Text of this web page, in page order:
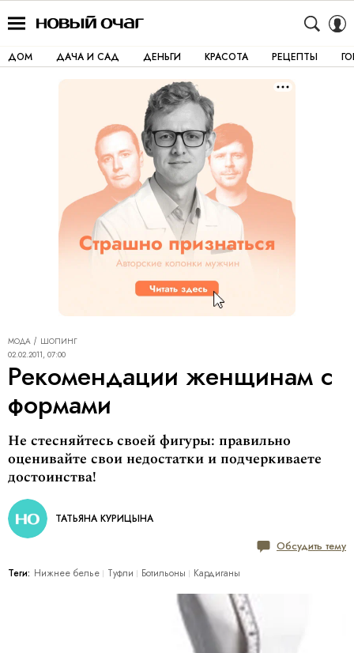
ДОМ ДАЧА И САД ДЕНЬГИ КРАСОТА РЕЦЕПТЫ
МОДА
ШОПИНГ
02.02.2011, 07:00
Рекомендации женщинам с
формами
Не стесняйтесь своей фигуры: правильно
оценивайте свои недостатки и подчеркиваете
достоинства!
ТАТЬЯНА КУРИЦЫНА
Обсудить тему
Теги: Нижнее белье Туфли Ботильоны Кардиганы